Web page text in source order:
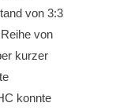
von 3:3
von
kurzer
konnte